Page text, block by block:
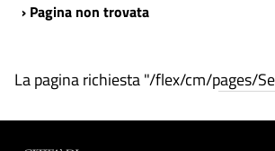
› Pagina non trovata
La pagina richiesta "/flex/cm/pages/